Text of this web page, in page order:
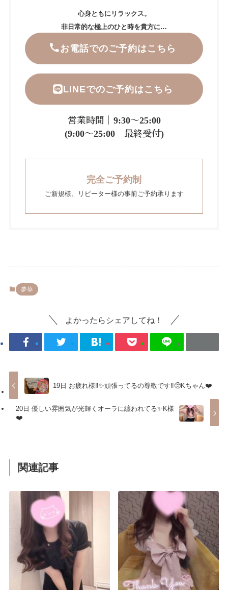
心身ともにリラックス。
非日常的な極上のひと時を貴方に…
お電話でのご予約はこちら
LINEでのご予約はこちら
営業時間｜9:30～25:00
(9:00～25:00 最終受付)
完全ご予約制
ご新規様、リピーター様の事前ご予約承ります
夢華
よかったらシェアしてね！
19日 お疲れ様‼️✨頑張ってるの尊敬です‼️🥺Kちゃん❤️
20日 優しい雰囲気が光輝くオーラに纏われてる✨K様
❤️
関連記事